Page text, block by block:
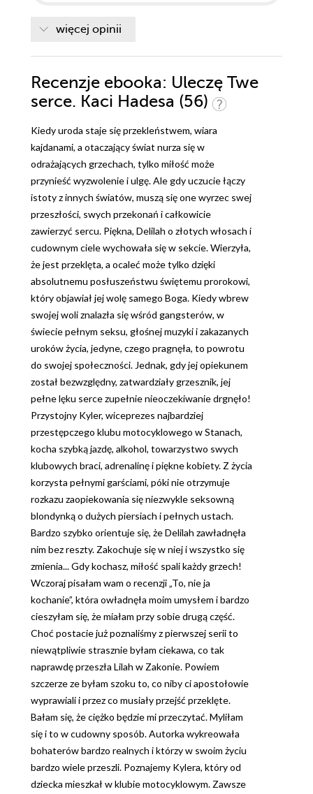
więcej opinii
Recenzje ebooka: Uleczę Twe
serce. Kaci Hadesa (56)
Kiedy uroda staje się przekleństwem, wiara
kajdanami, a otaczający świat nurza się w
odrażających grzechach, tylko miłość może
przynieść wyzwolenie i ulgę. Ale gdy uczucie łączy
istoty z innych światów, muszą się one wyrzec swej
przeszłości, swych przekonań i całkowicie
zawierzyć sercu. Piękna, Delilah o złotych włosach i
cudownym ciele wychowała się w sekcie. Wierzyła,
że jest przeklęta, a ocaleć może tylko dzięki
absolutnemu posłuszeństwu świętemu prorokowi,
który objawiał jej wolę samego Boga. Kiedy wbrew
swojej woli znalazła się wśród gangsterów, w
świecie pełnym seksu, głośnej muzyki i zakazanych
uroków życia, jedyne, czego pragnęła, to powrotu
do swojej społeczności. Jednak, gdy jej opiekunem
został bezwzględny, zatwardziały grzesznik, jej
pełne lęku serce zupełnie nieoczekiwanie drgnęło!
Przystojny Kyler, wiceprezes najbardziej
przestępczego klubu motocyklowego w Stanach,
kocha szybką jazdę, alkohol, towarzystwo swych
klubowych braci, adrenalinę i piękne kobiety. Z życia
korzysta pełnymi garściami, póki nie otrzymuje
rozkazu zaopiekowania się niezwykle seksowną
blondynką o dużych piersiach i pełnych ustach.
Bardzo szybko orientuje się, że Delilah zawładnęła
nim bez reszty. Zakochuje się w niej i wszystko się
zmienia... Gdy kochasz, miłość spali każdy grzech!
Wczoraj pisałam wam o recenzji „To, nie ja
kochanie”, która owładnęła moim umysłem i bardzo
cieszyłam się, że miałam przy sobie drugą część.
Choć postacie już poznaliśmy z pierwszej serii to
niewątpliwie strasznie byłam ciekawa, co tak
naprawdę przeszła Lilah w Zakonie. Powiem
szczerze ze byłam szoku to, co niby ci apostołowie
wyprawiali i przez co musiały przejść przeklęte.
Bałam się, że ciężko będzie mi przeczytać. Myliłam
się i to w cudowny sposób. Autorka wykreowała
bohaterów bardzo realnych i którzy w swoim życiu
bardzo wiele przeszli. Poznajemy Kylera, który od
dziecka mieszkał w klubie motocyklowym. Zawsze